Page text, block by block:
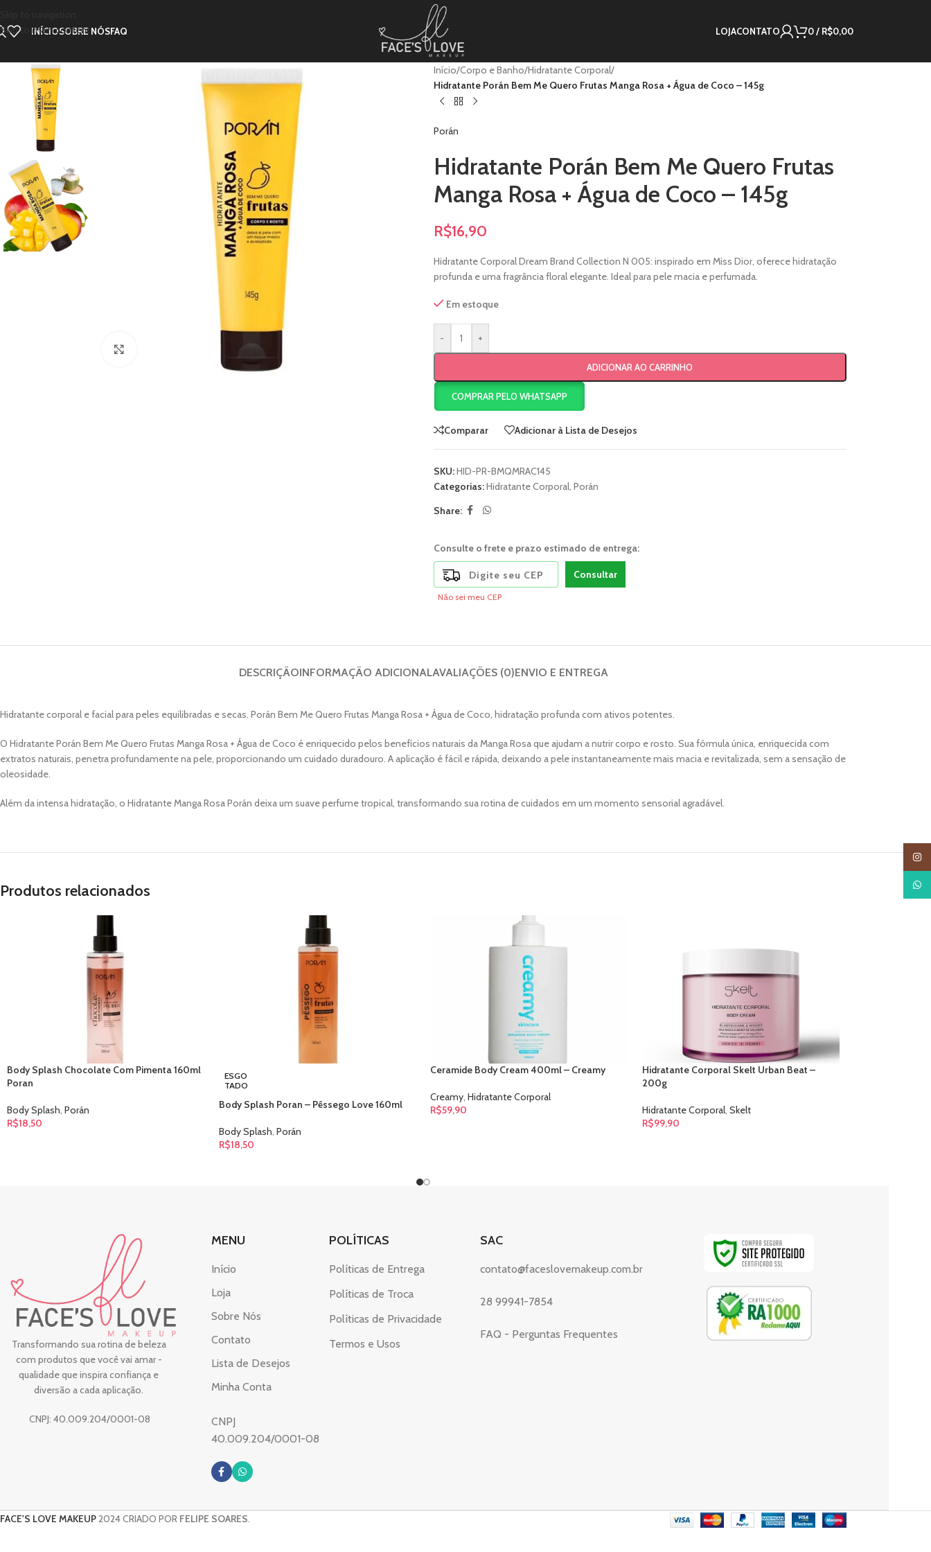
Skip to main content
INÍCIOSOBRE NÓSFAQ LOJACONTATO 0/ R$0,00
Início/Corpo e Banho/Hidratante Corporal/
Hidratante Porán Bem Me Quero Frutas Manga Rosa + Água de Coco – 145g
Porán
Hidratante Porán Bem Me Quero Frutas
Manga Rosa + Água de Coco – 145g
R$16,90
Hidratante Corporal Dream Brand Collection N 005: inspirado em Miss Dior, oferece hidratação
profunda e uma fragrância floral elegante. Ideal para pele macia e perfumada.
Em estoque
- +
ADICIONAR AO CARRINHO
COMPRAR PELO WHATSAPP
Comparar Adicionar à Lista de Desejos
SKU:HID-PR-BMQMRAC145
Categorias:Hidratante Corporal, Porán
Share:
Consulte o frete e prazo estimado de entrega:
Consultar
Não sei meu CEP
DESCRIÇÃOINFORMAÇÃO ADICIONALAVALIAÇÕES (0)ENVIO E ENTREGA
Hidratante corporal e facial para peles equilibradas e secas. Porán Bem Me Quero Frutas Manga Rosa + Água de Coco, hidratação profunda com ativos potentes.
O Hidratante Porán Bem Me Quero Frutas Manga Rosa + Água de Coco é enriquecido pelos benefícios naturais da Manga Rosa que ajudam a nutrir corpo e rosto. Sua fórmula única, enriquecida com
extratos naturais, penetra profundamente na pele, proporcionando um cuidado duradouro. A aplicação é fácil e rápida, deixando a pele instantaneamente mais macia e revitalizada, sem a sensação de
oleosidade.
Além da intensa hidratação, o Hidratante Manga Rosa Porán deixa um suave perfume tropical, transformando sua rotina de cuidados em um momento sensorial agradável.
Produtos relacionados
Body Splash Chocolate Com Pimenta 160ml
Poran
Body Splash, Porán
R$18,50
ESGO
TADO
Body Splash Poran – Pêssego Love 160ml
Body Splash, Porán
R$18,50
Ceramide Body Cream 400ml – Creamy
Creamy, Hidratante Corporal
R$59,90
Hidratante Corporal Skelt Urban Beat –
200g
Hidratante Corporal, Skelt
R$99,90
Transformando sua rotina de beleza
com produtos que você vai amar -
qualidade que inspira confiança e
diversão a cada aplicação.
CNPJ: 40.009.204/0001-08
MENU
Início
Loja
Sobre Nós
Contato
Lista de Desejos
Minha Conta
CNPJ
40.009.204/0001-08
POLÍTICAS
Políticas de Entrega
Políticas de Troca
Políticas de Privacidade
Termos e Usos
SAC
contato@faceslovemakeup.com.br
28 99941-7854
FAQ - Perguntas Frequentes
FACE'S LOVE MAKEUP2024 CRIADO POR FELIPE SOARES.